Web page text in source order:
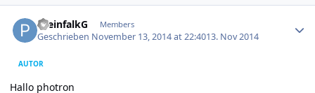
PreinfalkG Members
Geschrieben November 13, 2014 at 22:4013. Nov 2014
AUTOR
Hallo photron